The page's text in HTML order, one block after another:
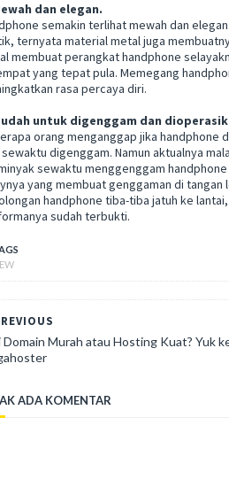
dan elegan.
semakin terlihat mewah dan
ternyata material metal juga
membuat perangkat handphone
yang tepat pula. Memegang
rasa percaya diri.
untuk digenggam dan
orang menganggap jika handphone
digenggam. Namun aktualnya
sewaktu menggenggam
yang membuat genggaman di
handphone tiba-tiba jatuh ke
sudah terbukti.
Domain Murah atau Hosting Kuat? Yuk
ADA KOMENTAR